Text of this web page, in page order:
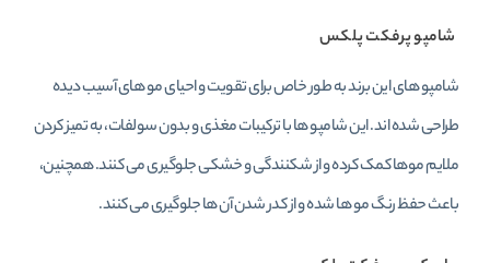
شامپو پرفکت پلکس
شامپو های این برند به‌ طور خاص برای تقویت و احیای مو های آسیب‌ دیده
طراحی شده‌ اند. این شامپو ها با ترکیبات مغذی و بدون سولفات، به تمیز کردن
ملایم موها کمک کرده و از شکنندگی و خشکی جلوگیری می‌ کنند. همچنین،
باعث حفظ رنگ مو ها شده و از کدر شدن آن‌ ها جلوگیری می‌ کنند.